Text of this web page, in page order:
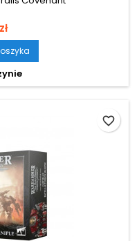
favorite_border